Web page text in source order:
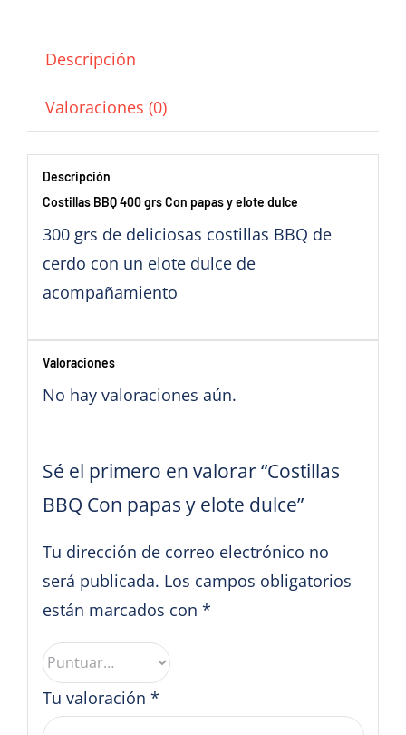
Descripción
Valoraciones (0)
Descripción
Costillas BBQ 400 grs Con papas y elote dulce
300 grs de deliciosas costillas BBQ de
cerdo con un elote dulce de
acompañamiento
Valoraciones
No hay valoraciones aún.
Sé el primero en valorar “Costillas
BBQ Con papas y elote dulce”
Tu dirección de correo electrónico no
será publicada. Los campos obligatorios
están marcados con *
Tu valoración *